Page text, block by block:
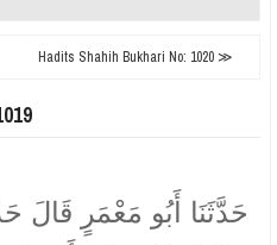
Hadits Shahih Bukhari No: 1020 ≫
حَدَّثَنَا أَبُو مَعْمَرٍ قَالَ